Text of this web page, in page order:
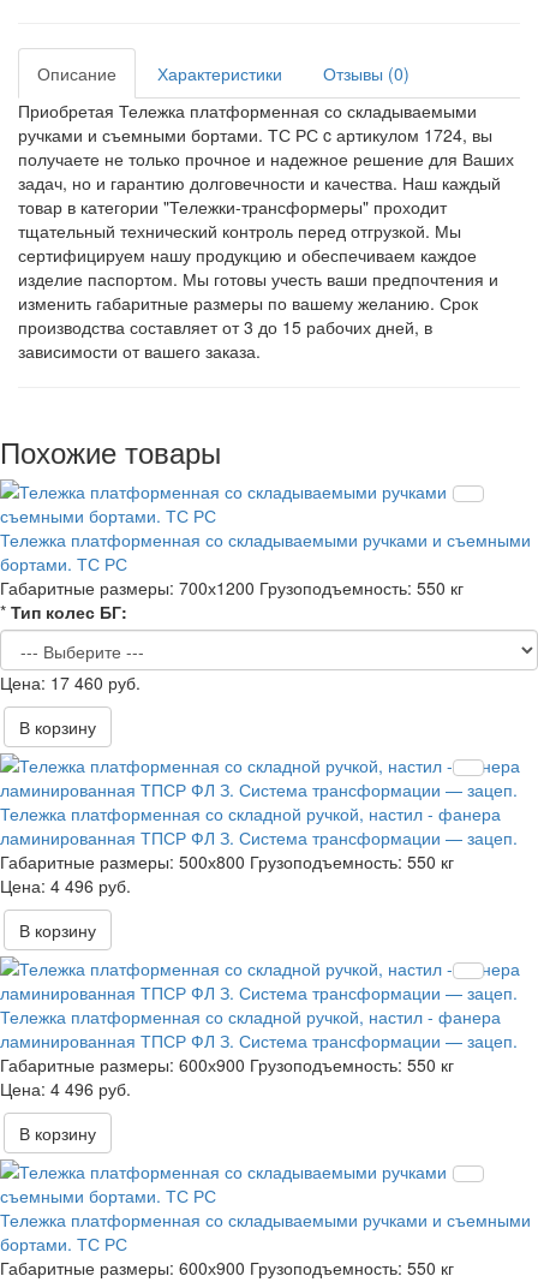
Описание Характеристики
Отзывы (0)
Приобретая Тележка платформенная со складываемыми
ручками и съемными бортами. ТС РС c артикулом 1724, вы
получаете не только прочное и надежное решение для Ваших
задач, но и гарантию долговечности и качества. Наш каждый
товар в категории "Тележки-трансформеры" проходит
тщательный технический контроль перед отгрузкой. Мы
сертифицируем нашу продукцию и обеспечиваем каждое
изделие паспортом. Мы готовы учесть ваши предпочтения и
изменить габаритные размеры по вашему желанию. Срок
производства составляет от 3 до 15 рабочих дней, в
зависимости от вашего заказа.
Похожие товары
Тележка платформенная со складываемыми ручками и съемными
бортами. ТС РС
Габаритные размеры: 700х1200 Грузоподъемность: 550 кг
* Тип колес БГ:
17 460 руб.
В корзину
Тележка платформенная со складной ручкой, настил - фанера
ламинированная ТПСР ФЛ З. Система трансформации — зацеп.
Габаритные размеры: 500х800 Грузоподъемность: 550 кг
4 496 руб.
В корзину
Тележка платформенная со складной ручкой, настил - фанера
ламинированная ТПСР ФЛ З. Система трансформации — зацеп.
Габаритные размеры: 600х900 Грузоподъемность: 550 кг
4 496 руб.
В корзину
Тележка платформенная со складываемыми ручками и съемными
бортами. ТС РС
Габаритные размеры: 600х900 Грузоподъемность: 550 кг